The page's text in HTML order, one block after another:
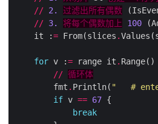
// 2. 过滤出所有偶数
// 3. 将每个偶数加上 100
    it :
= From(slices .
for v := range it .
// 循环体
        fmt
. Println( "   #
if v == 67
break